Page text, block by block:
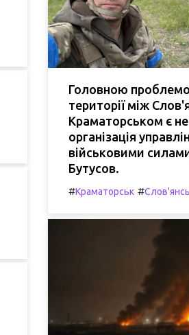
Головною
території між
Краматорськом є
організація
військовими
Бутусов.
#Краматорськ #